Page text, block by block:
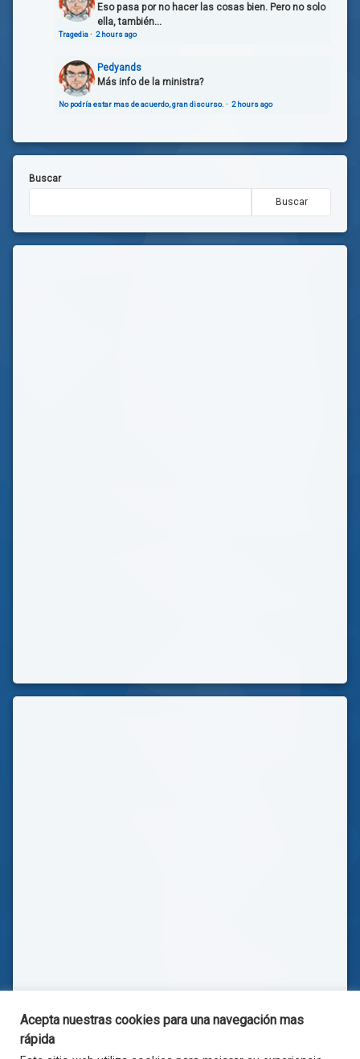
Eso pasa por no hacer las cosas bien. Pero no solo
ella, también...
Tragedia· 2 hours ago
Pedyands
Más info de la ministra?
No podría estar mas de acuerdo, gran discurso. · 2 hours ago
Buscar
Buscar
Acepta nuestras cookies para una navegación mas
rápida